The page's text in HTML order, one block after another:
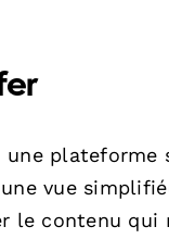
une plateforme
vue
le contenu qui